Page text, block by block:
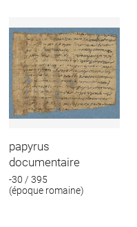
papyrus
documentaire
-30 / 395
(époque romaine)